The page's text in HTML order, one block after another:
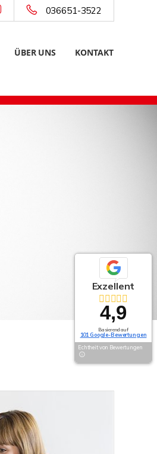
036651-3522
ÜBER UNS KONTAKT
Exzellent
4,9
Basierend auf
101 Google-Bewertungen
Echtheit von Bewertungen